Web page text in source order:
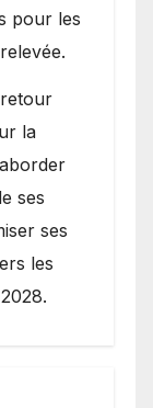
pour les
la
ses
ses
les